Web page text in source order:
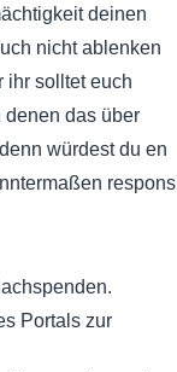
deinen
nicht ablenken
ihr solltet euch
das über
würdest du en
respons
Portals zur